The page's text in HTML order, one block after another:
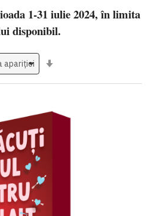
1-31 iulie 2024, în limita
disponibil.